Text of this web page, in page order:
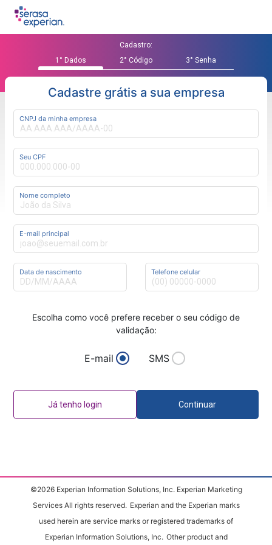
Cadastro:
1° Dados
2° Código 3° Senha
Cadastre grátis a sua empresa
CNPJ da minha empresa
Seu CPF
Nome completo
E-mail principal
Data de nascimento Telefone celular
Escolha como você prefere receber o seu código de
validação:
E-mail SMS
Já tenho login Continuar
©2026Experian Information Solutions, Inc. Experian Marketing
Services All rights reserved. Experian and the Experian marks
used herein are service marks or registered trademarks of
Experian Information Solutions, Inc. Other product and